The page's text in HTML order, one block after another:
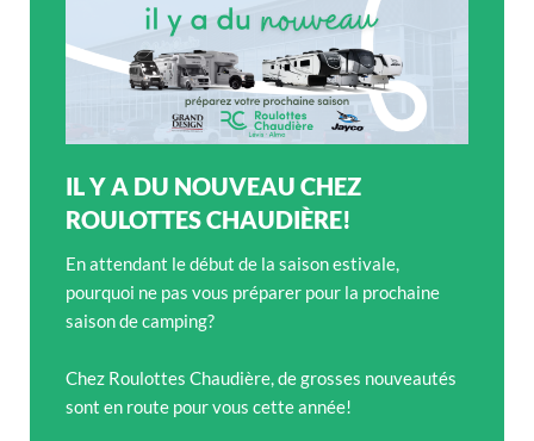
IL Y A DU NOUVEAU CHEZ
ROULOTTES CHAUDIÈRE!
En attendant le début de la saison estivale,
pourquoi ne pas vous préparer pour la prochaine
saison de camping?
Chez Roulottes Chaudière, de grosses nouveautés
sont en route pour vous cette année!